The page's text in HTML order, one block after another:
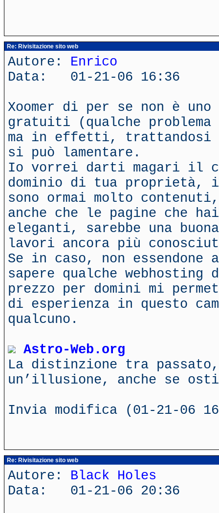
Re: Rivisitazione sito web
Autore: Enrico
Data: 01-21-06 16:36
Xoomer di per se non è
gratuiti (qualche
ma in effetti, trattandosi
si può lamentare.
Io vorrei darti magari il
dominio di tua proprietà,
sono ormai molto
anche che le pagine che
eleganti, sarebbe una
lavori ancora più
Se in caso, non
sapere qualche
prezzo per domini mi
di esperienza in questo
qualcuno.
Astro-Web.org
La distinzione tra
un’illusione, anche se
Invia modifica (01-21-06
Re: Rivisitazione sito web
Autore: Black Holes
Data: 01-21-06 20:36